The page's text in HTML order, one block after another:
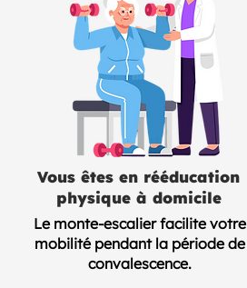
Vous êtes en rééducation
physique à domicile
Le monte-escalier facilite votre
mobilité pendant la période de
convalescence.